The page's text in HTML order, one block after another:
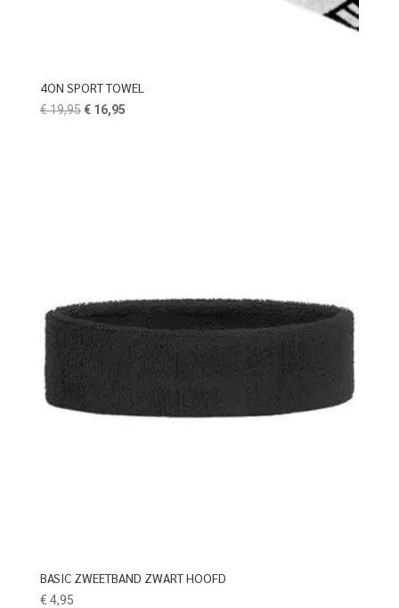
4ON SPORT TOWEL
€19,95 Oorspronkelijke
€16,95Huidige
BASIC ZWEETBAND ZWART HOOFD
€ 4,95